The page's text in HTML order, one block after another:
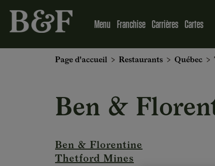
Menu Franchise Carrières Cartes
Page d'accueil > Restaurants > Québec >
Ben &
Ben & Florentine
Thetford Mines